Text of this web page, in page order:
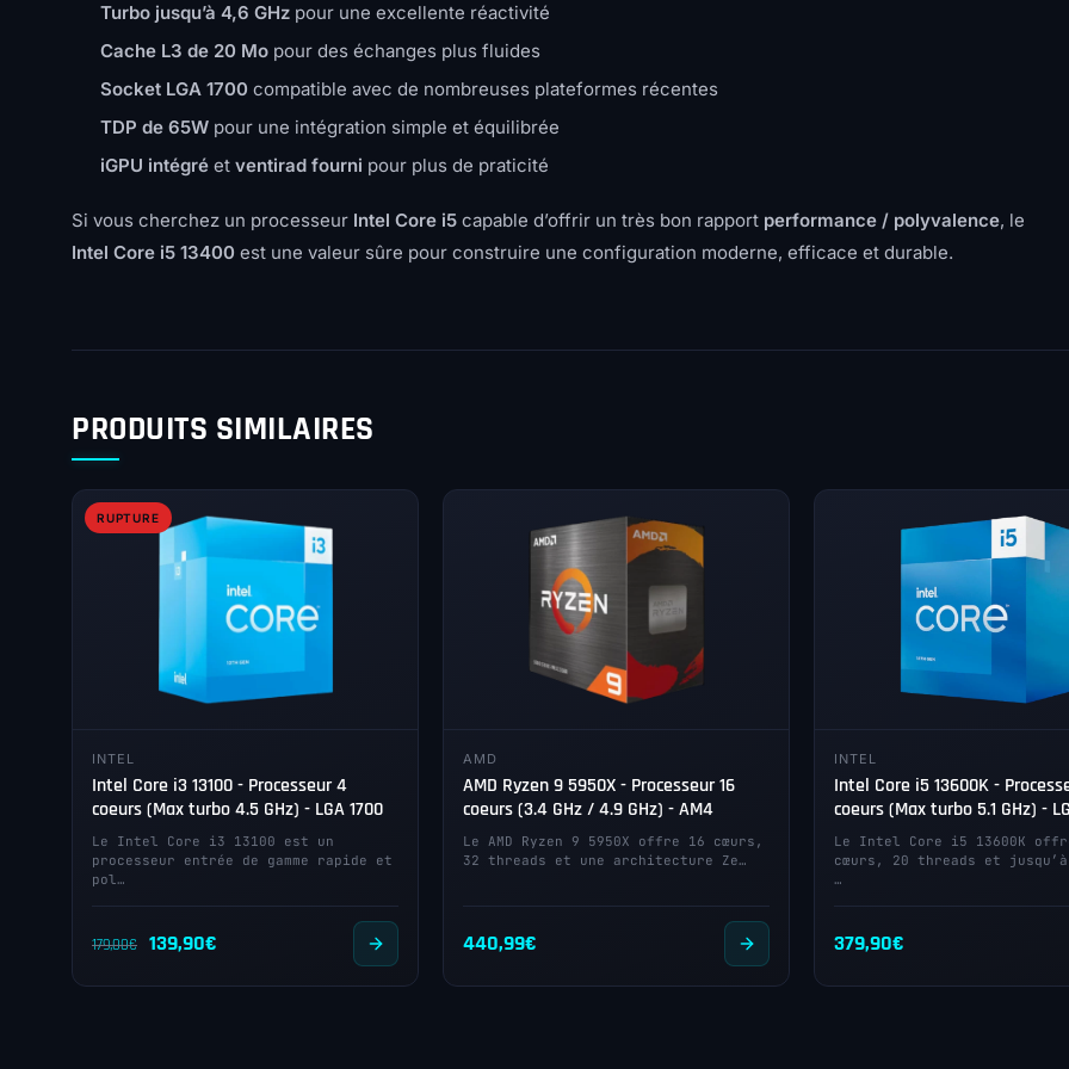
Turbo jusqu’à 4,6 GHz pour une excellente réactivité
Cache L3 de 20 Mo pour des échanges plus fluides
Socket LGA 1700 compatible avec de nombreuses plateformes récentes
TDP de 65W pour une intégration simple et équilibrée
iGPU intégré et ventirad fourni pour plus de praticité
Si vous cherchez un processeur Intel Core i5 capable d’offrir un très bon rapport performance / polyvalence, le
Intel Core i5 13400 est une valeur sûre pour construire une configuration moderne, efficace et durable.
PRODUITS SIMILAIRES
RUPTURE
INTEL
Intel Core i3 13100 - Processeur 4
coeurs (Max turbo 4.5 GHz) - LGA 1700
Le Intel Core i3 13100 est un
processeur entrée de gamme rapide et
pol…
179,00€
Le
139,90€
AMD
AMD Ryzen 9 5950X - Processeur 16
coeurs (3.4 GHz / 4.9 GHz) - AM4
Le AMD Ryzen 9 5950X offre 16 cœurs,
32 threads et une architecture Ze…
440,99€
INTEL
Intel Core i5 13600K -
coeurs (Max turbo 5.1 GHz) -
Le Intel Core i5 13600K
cœurs, 20 threads et jusqu’à
…
379,90€